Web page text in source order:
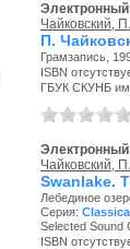
Чайковский,
П.
Грамзапись,
ISBN
ГБУК СКУНБ
Чайковский,
Swanlake.
Лебединое
Серия:
Selected Sound
ISBN